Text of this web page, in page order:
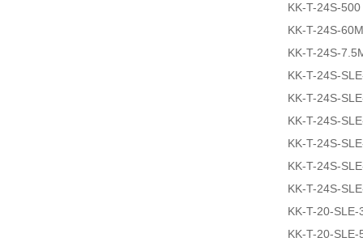
KK-T-24S-500
KK-T-24S-60M
KK-T-24S-
KK-T-24S-
KK-T-24S-
KK-T-24S-
KK-T-24S-
KK-T-24S-
KK-T-24S-
KK-T-20-SLE-
KK-T-20-SLE-